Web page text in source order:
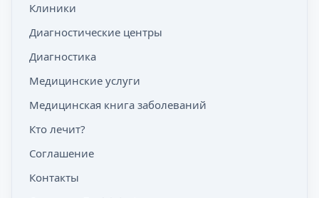
Клиники
Диагностические центры
Диагностика
Медицинские услуги
Медицинская книга заболеваний
Кто лечит?
Соглашение
Контакты